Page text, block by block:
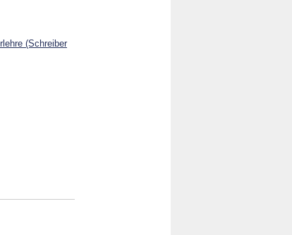
(Schreiber